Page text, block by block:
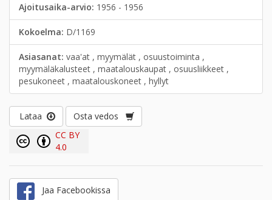
Ajoitusaika-arvio: 1956 - 1956
Kokoelma: D/1169
Asiasanat: vaa'at , myymälät , osuustoiminta ,
myymäläkalusteet , maatalouskaupat , osuusliikkeet ,
pesukoneet , maatalouskoneet , hyllyt
Lataa
Osta vedos
CC BY
4.0
Jaa Facebookissa